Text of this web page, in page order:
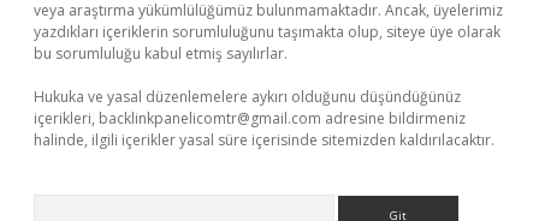
veya araştırma yükümlülüğümüz bulunmamaktadır. Ancak, üyelerimiz
yazdıkları içeriklerin sorumluluğunu taşımakta olup, siteye üye olarak
bu sorumluluğu kabul etmiş sayılırlar.
Hukuka ve yasal düzenlemelere aykırı olduğunu düşündüğünüz
içerikleri, backlinkpanelicomtr@gmail.com adresine bildirmeniz
halinde, ilgili içerikler yasal süre içerisinde sitemizden kaldırılacaktır.